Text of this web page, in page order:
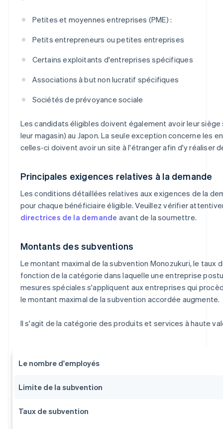
Petites et moyennes entreprises (PME) :
Petits entrepreneurs ou petites entreprises
Certains exploitants d'entreprises spécifiques
Associations à but non lucratif spécifiques
Sociétés de prévoyance sociale
Les candidats éligibles doivent également avoir leur
leur magasin) au Japon. La seule exception concerne les
celles-ci doivent avoir un site à l'étranger afin d'y réaliser
Principales exigences relatives à la demande
Les conditions détaillées relatives aux exigences de la
pour chaque bénéficiaire éligible. Veuillez vérifier
directrices de la demande avant de la soumettre.
Montants des subventions
Le montant maximal de la subvention Monozukuri, le
fonction de la catégorie dans laquelle une entreprise
mesures spéciales s'appliquent aux entreprises qui
le montant maximal de la subvention accordée augmente.
Il s'agit de la catégorie des produits et services à haute
Le nombre d'employés
Limite de la subvention
Taux de subvention